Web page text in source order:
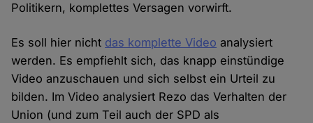
Politikern, komplettes Versagen vorwirft.
Es soll hier nicht das komplette Video analysiert
werden. Es empfiehlt sich, das knapp einstündige
Video anzuschauen und sich selbst ein Urteil zu
bilden. Im Video analysiert Rezo das Verhalten der
Union (und zum Teil auch der SPD als